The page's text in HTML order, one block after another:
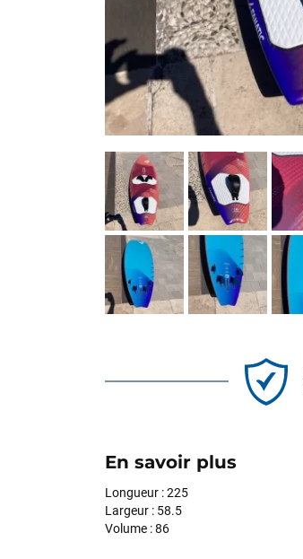
En savoir plus
Longueur : 225
Largeur : 58.5
Volume : 86